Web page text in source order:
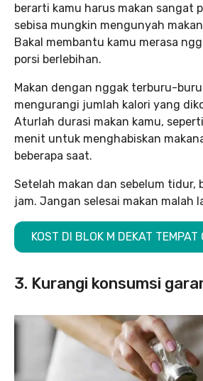
berarti kamu harus makan sangat
sebisa mungkin mengunyah
Bakal membantu kamu merasa
porsi berlebihan.
Makan dengan nggak terburu-
mengurangi jumlah kalori yang
Aturlah durasi makan kamu,
menit untuk menghabiskan
beberapa saat.
Setelah makan dan sebelum tidur,
jam. Jangan selesai makan malah
KOST DI BLOK M DEKAT
3. Kurangi konsumsi